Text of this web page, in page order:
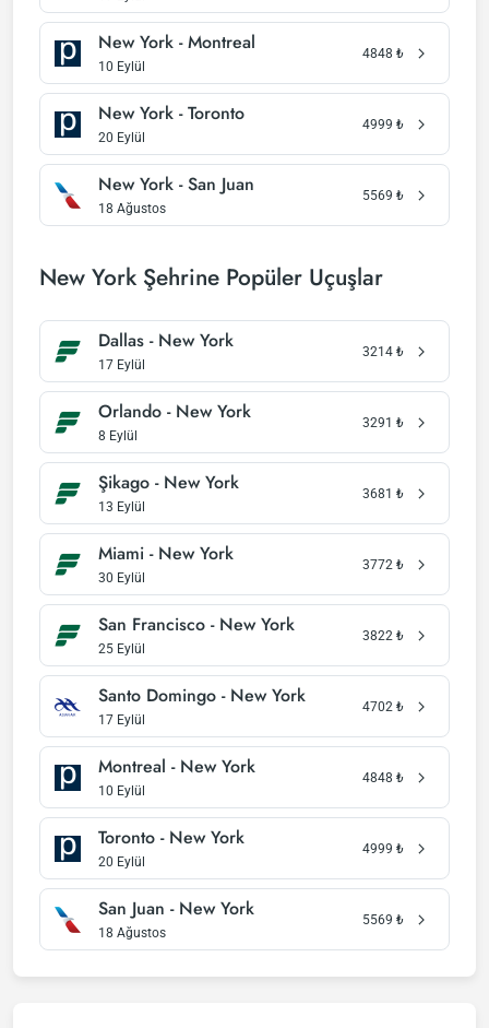
New York - Montreal
10 Eylül
4848 ₺
New York - Toronto
20 Eylül
4999 ₺
New York - San Juan
18 Ağustos
5569 ₺
New York Şehrine Popüler Uçuşlar
Dallas - New York
17 Eylül
3214 ₺
Orlando - New York
8 Eylül
3291 ₺
Şikago - New York
13 Eylül
3681 ₺
Miami - New York
30 Eylül
3772 ₺
San Francisco - New York
25 Eylül
3822 ₺
Santo Domingo - New York
17 Eylül
4702 ₺
Montreal - New York
10 Eylül
4848 ₺
Toronto - New York
20 Eylül
4999 ₺
San Juan - New York
18 Ağustos
5569 ₺